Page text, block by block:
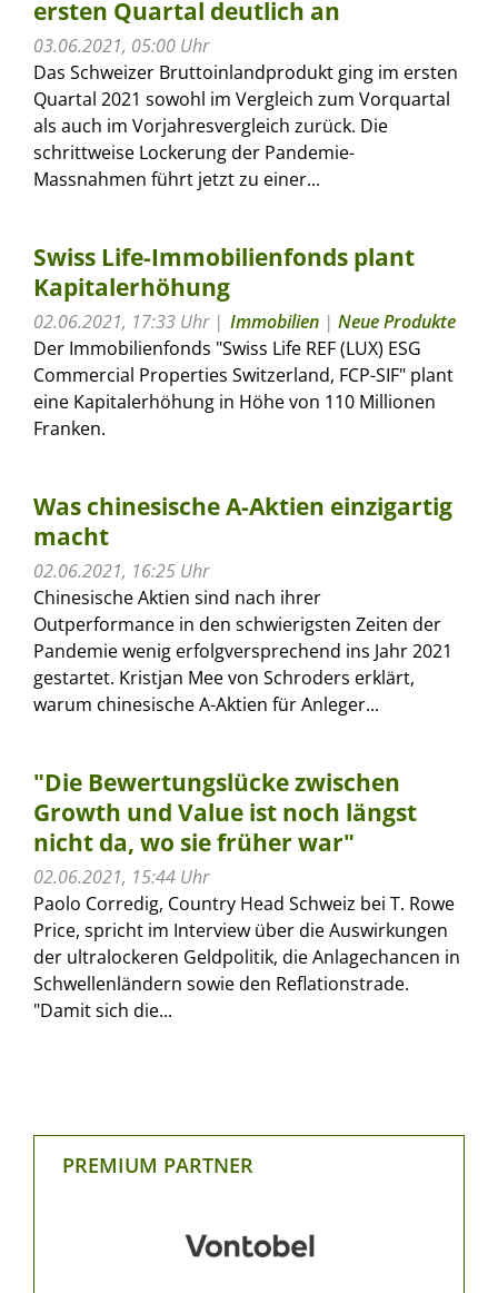
ersten Quartal deutlich an
03.06.2021, 05:00 Uhr
Das Schweizer Bruttoinlandprodukt ging im ersten
Quartal 2021 sowohl im Vergleich zum Vorquartal
als auch im Vorjahresvergleich zurück. Die
schrittweise Lockerung der Pandemie-
Massnahmen führt jetzt zu einer...
Swiss Life-Immobilienfonds plant
Kapitalerhöhung
02.06.2021, 17:33 Uhr Immobilien | Neue Produkte
Der Immobilienfonds "Swiss Life REF (LUX) ESG
Commercial Properties Switzerland, FCP-SIF" plant
eine Kapitalerhöhung in Höhe von 110 Millionen
Franken.
Was chinesische A-Aktien einzigartig
macht
02.06.2021, 16:25 Uhr
Chinesische Aktien sind nach ihrer
Outperformance in den schwierigsten Zeiten der
Pandemie wenig erfolgversprechend ins Jahr 2021
gestartet. Kristjan Mee von Schroders erklärt,
warum chinesische A-Aktien für Anleger...
"Die Bewertungslücke zwischen
Growth und Value ist noch längst
nicht da, wo sie früher war"
02.06.2021, 15:44 Uhr
Paolo Corredig, Country Head Schweiz bei T. Rowe
Price, spricht im Interview über die Auswirkungen
der ultralockeren Geldpolitik, die Anlagechancen in
Schwellenländern sowie den Reflationstrade.
"Damit sich die...
PREMIUM PARTNER